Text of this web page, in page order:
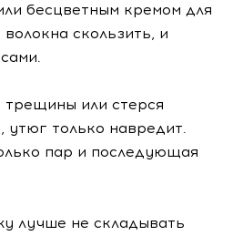
бесцветным кремом для
скользить, и
или стерся
утюг только навредит.
пар и последующая
лучше не складывать